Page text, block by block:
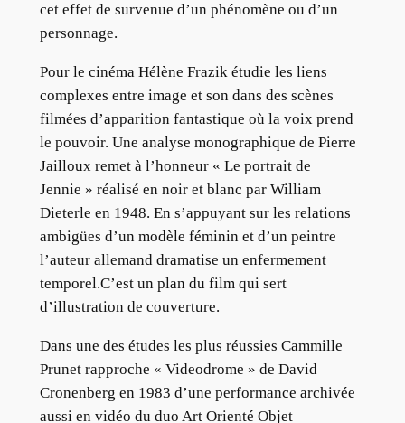
cet effet de survenue d’un phénomène ou d’un
personnage.
Pour le cinéma Hélène Frazik étudie les liens
complexes entre image et son dans des scènes
filmées d’apparition fantastique où la voix prend
le pouvoir. Une analyse monographique de Pierre
Jailloux remet à l’honneur « Le portrait de
Jennie » réalisé en noir et blanc par William
Dieterle en 1948. En s’appuyant sur les relations
ambigües d’un modèle féminin et d’un peintre
l’auteur allemand dramatise un enfermement
temporel.C’est un plan du film qui sert
d’illustration de couverture.
Dans une des études les plus réussies Cammille
Prunet rapproche « Videodrome » de David
Cronenberg en 1983 d’une performance archivée
aussi en vidéo du duo Art Orienté Objet